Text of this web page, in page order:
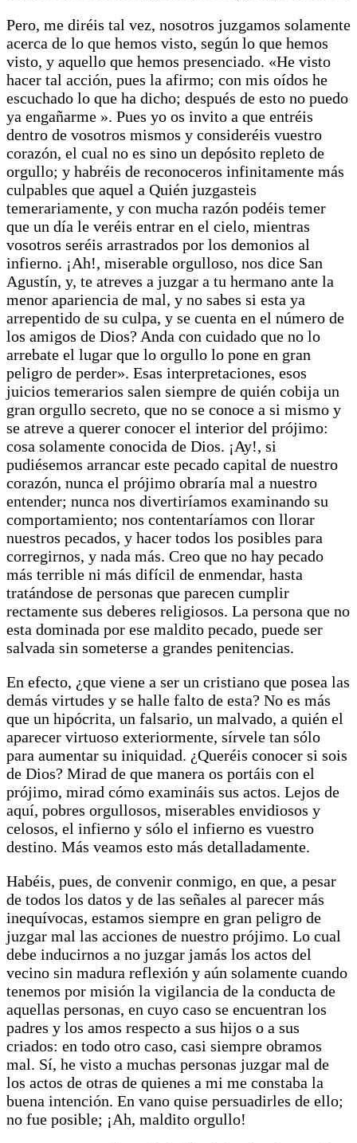
Pero, me diréis tal vez, nosotros juzgamos solamente
acerca de lo que hemos visto, según lo que hemos
visto, y aquello que hemos presenciado. «He visto
hacer tal acción, pues la afirmo; con mis oídos he
escuchado lo que ha dicho; después de esto no puedo
ya engañarme ». Pues yo os invito a que entréis
dentro de vosotros mismos y consideréis vuestro
corazón, el cual no es sino un depósito repleto de
orgullo; y habréis de reconoceros infinitamente más
culpables que aquel a Quién juzgasteis
temerariamente, y con mucha razón podéis temer
que un día le veréis entrar en el cielo, mientras
vosotros seréis arrastrados por los demonios al
infierno. ¡Ah!, miserable orgulloso, nos dice San
Agustín, y, te atreves a juzgar a tu hermano ante la
menor apariencia de mal, y no sabes si esta ya
arrepentido de su culpa, y se cuenta en el número de
los amigos de Dios? Anda con cuidado que no lo
arrebate el lugar que lo orgullo lo pone en gran
peligro de perder». Esas interpretaciones, esos
juicios temerarios salen siempre de quién cobija un
gran orgullo secreto, que no se conoce a si mismo y
se atreve a querer conocer el interior del prójimo:
cosa solamente conocida de Dios. ¡Ay!, si
pudiésemos arrancar este pecado capital de nuestro
corazón, nunca el prójimo obraría mal a nuestro
entender; nunca nos divertiríamos examinando su
comportamiento; nos contentaríamos con llorar
nuestros pecados, y hacer todos los posibles para
corregirnos, y nada más. Creo que no hay pecado
más terrible ni más difícil de enmendar, hasta
tratándose de personas que parecen cumplir
rectamente sus deberes religiosos. La persona que no
esta dominada por ese maldito pecado, puede ser
salvada sin someterse a grandes penitencias.
En efecto, ¿que viene a ser un cristiano que posea las
demás virtudes y se halle falto de esta? No es más
que un hipócrita, un falsario, un malvado, a quién el
aparecer virtuoso exteriormente, sírvele tan sólo
para aumentar su iniquidad. ¿Queréis conocer si sois
de Dios? Mirad de que manera os portáis con el
prójimo, mirad cómo examináis sus actos. Lejos de
aquí, pobres orgullosos, miserables envidiosos y
celosos, el infierno y sólo el infierno es vuestro
destino. Más veamos esto más detalladamente.
Habéis, pues, de convenir conmigo, en que, a pesar
de todos los datos y de las señales al parecer más
inequívocas, estamos siempre en gran peligro de
juzgar mal las acciones de nuestro prójimo. Lo cual
debe inducirnos a no juzgar jamás los actos del
vecino sin madura reflexión y aún solamente cuando
tenemos por misión la vigilancia de la conducta de
aquellas personas, en cuyo caso se encuentran los
padres y los amos respecto a sus hijos o a sus
criados: en todo otro caso, casi siempre obramos
mal. Sí, he visto a muchas personas juzgar mal de
los actos de otras de quienes a mi me constaba la
buena intención. En vano quise persuadirles de ello;
no fue posible; ¡Ah, maldito orgullo!